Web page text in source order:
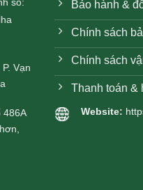
số:
Vạn
486A
Bảo hành &
Chính sách
Chính sách
Thanh toán &
Website: